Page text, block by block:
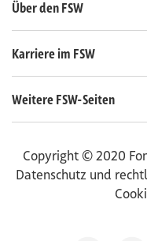
Über den FSW
Karriere im FSW
Weitere FSW-Seiten
Copyright © 2020
Datenschutz und